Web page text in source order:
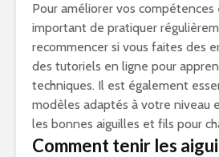
Pour améliorer vos
important de pratiquer
recommencer si vous faites des
des tutoriels en ligne pour
techniques. Il est également
modèles adaptés à votre niveau
les bonnes aiguilles et fils pour
Comment tenir les